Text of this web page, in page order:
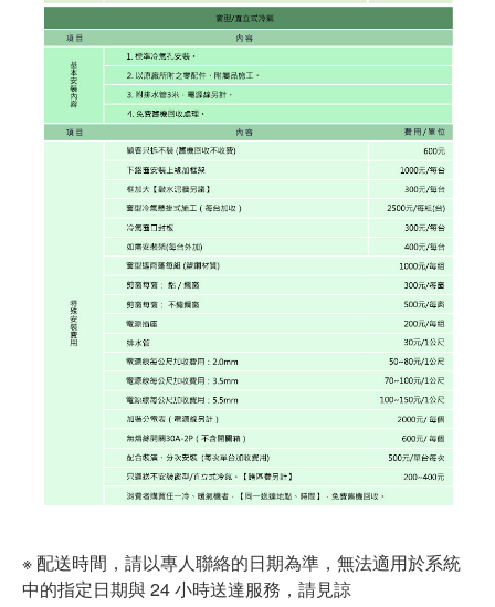
※ 配送時間，請以專人聯絡的日期為準，無法適用於系統
中的指定日期與 24 小時送達服務，請見諒